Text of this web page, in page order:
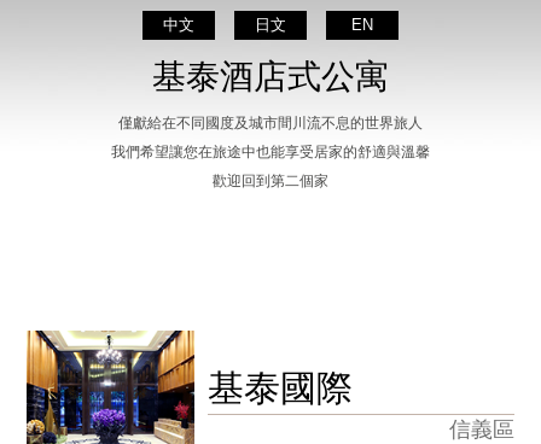
中文 日文 EN
基泰酒店式公寓
僅獻給在不同國度及城市間川流不息的世界旅人
我們希望讓您在旅途中也能享受居家的舒適與溫馨
歡迎回到第二個家
基泰國際
信義區